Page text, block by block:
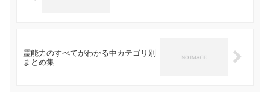
霊能力のすべてがわかる中カテゴリ別
まとめ集